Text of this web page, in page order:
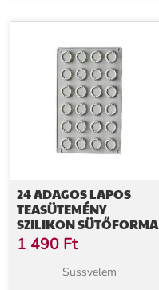
24 ADAGOS LAPOS
TEASÜTEMÉNY
SZILIKON SÜTŐFORMA
1 490 Ft
Sussvelem